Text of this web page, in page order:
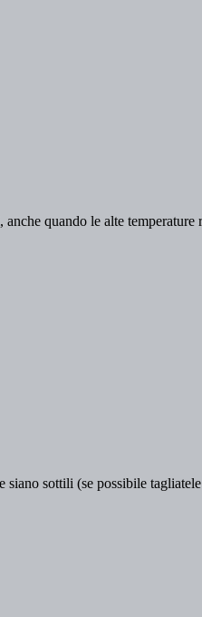
quando le alte
sottili (se possibile